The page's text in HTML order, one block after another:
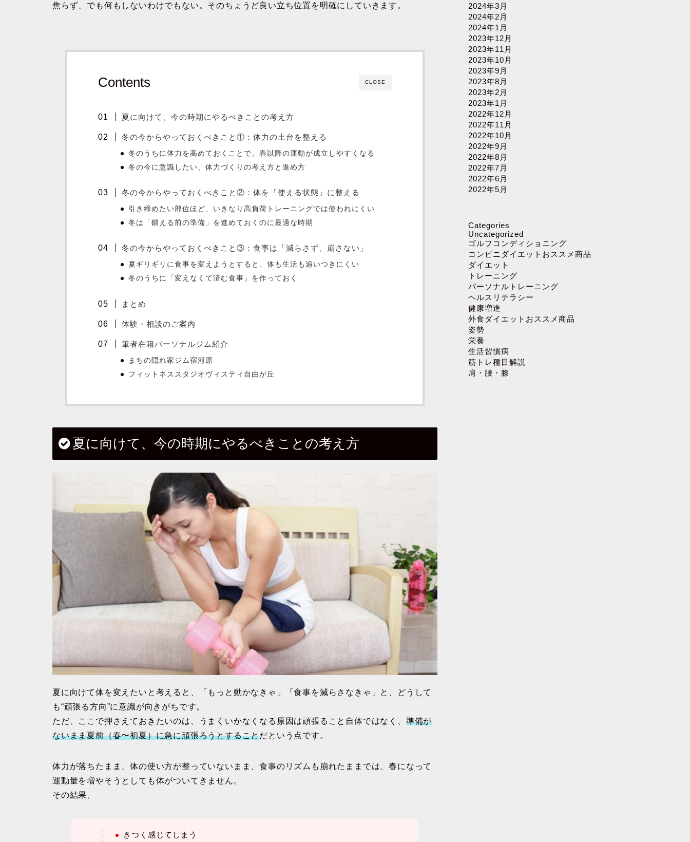
焦らず、でも何もしないわけでもない。そのちょうど良い立ち位置を明確にしていきます。
CLOSE
Contents
夏に向けて、今の時期にやるべきことの考え方
冬の今からやっておくべきこと①：体力の土台を整える
冬のうちに体力を高めておくことで、春以降の運動が成立しやすくなる
冬の今に意識したい、体力づくりの考え方と進め方
冬の今からやっておくべきこと②：体を「使える状態」に整える
引き締めたい部位ほど、いきなり高負荷トレーニングでは使われにくい
冬は「鍛える前の準備」を進めておくのに最適な時期
冬の今からやっておくべきこと③：食事は「減らさず、崩さない」
夏ギリギリに食事を変えようとすると、体も生活も追いつきにくい
冬のうちに「変えなくて済む食事」を作っておく
まとめ
体験・相談のご案内
筆者在籍パーソナルジム紹介
まちの隠れ家ジム宿河原
フィットネススタジオヴィスティ自由が丘
夏に向けて、今の時期にやるべきことの考え方
夏に向けて体を変えたいと考えると、「もっと動かなきゃ」「食事を減らさなきゃ」と、どうして
も“頑張る方向”に意識が向きがちです。
ただ、ここで押さえておきたいのは、うまくいかなくなる原因は頑張ること自体ではなく、 準備が
ないまま夏前（春〜初夏）に急に頑張ろうとすることだという点です。
体力が落ちたまま、体の使い方が整っていないまま、食事のリズムも崩れたままでは、春になって
運動量を増やそうとしても体がついてきません。
その結果、
きつく感じてしまう
2024年3月
2024年2月
2024年1月
2023年12月
2023年11月
2023年10月
2023年9月
2023年8月
2023年2月
2023年1月
2022年12月
2022年11月
2022年10月
2022年9月
2022年8月
2022年7月
2022年6月
2022年5月
Categories
Uncategorized
ゴルフコンディショニング
コンビニダイエットおススメ商品
ダイエット
トレーニング
パーソナルトレーニング
ヘルスリテラシー
健康増進
外食ダイエットおススメ商品
姿勢
栄養
生活習慣病
筋トレ種目解説
肩・腰・膝